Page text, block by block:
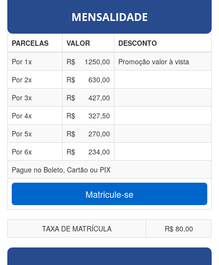
MENSALIDADE
PARCELAS VALOR
DESCONTO
Por 1x R$ 1250,00
Promoção valor à vista
Por 2x R$
630,00
Por 3x R$
427,00
Por 4x R$
327,50
Por 5x R$
270,00
Por 6x R$
234,00
Pague no Boleto, Cartão ou PIX
Matricule-se
TAXA DE MATRÍCULA R$ 80,00